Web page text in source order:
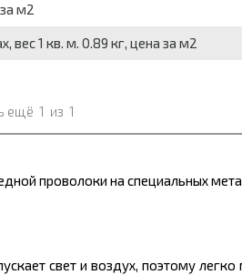
м2
вес 1 кв. м. 0.89 кг, цена за м2
ещё 1 из 1
проволоки на специальных
свет и воздух, поэтому